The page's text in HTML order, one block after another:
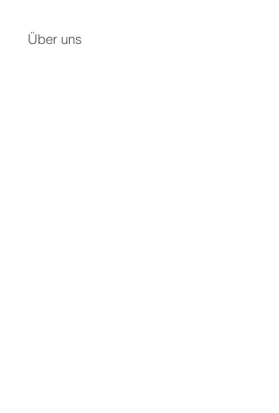
Über uns